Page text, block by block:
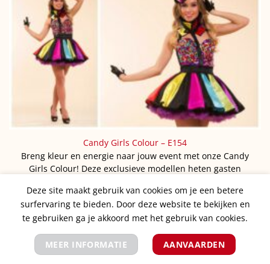
Candy Girls Colour – E154
Breng kleur en energie naar jouw event met onze Candy
Girls Colour! Deze exclusieve modellen heten gasten
Deze site maakt gebruik van cookies om je een betere
surfervaring te bieden. Door deze website te bekijken en
te gebruiken ga je akkoord met het gebruik van cookies.
MEER INFORMATIE AANVAARDEN